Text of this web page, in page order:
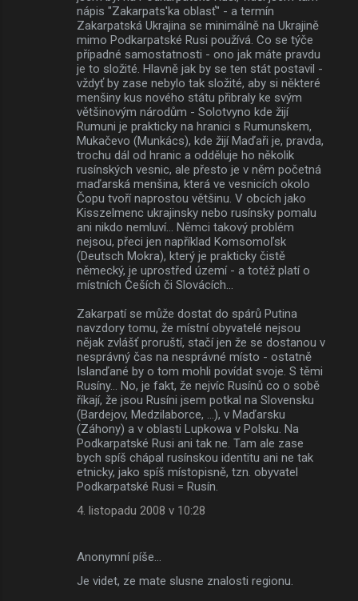
nápis "Zakarpats'ka oblasť" - a termín
Zakarpatská Ukrajina se minimálně na Ukrajině
mimo Podkarpatské Rusi používá. Co se týče
případné samostatnosti - ono jak máte pravdu
je to složité. Hlavně jak by se ten stát postavil -
vždyť by zase nebylo tak složité, aby si některé
menšiny kus nového státu přibraly ke svým
většinovým národům - Solotvyno kde žijí
Rumuni je prakticky na hranici s Rumunskem,
Mukačevo (Munkács), kde žijí Maďaři je, pravda,
trochu dál od hranic a odděluje ho několik
rusínských vesnic, ale přesto je v něm početná
maďarská menšina, která ve vesnicích okolo
Čopu tvoří naprostou většinu. V obcích jako
Kisszelmenc ukrajinsky nebo rusínsky pomalu
ani nikdo nemluví... Němci takový problém
nejsou, přeci jen například Komsomoľsk
(Deutsch Mokra), který je prakticky čistě
německý, je uprostřed území - a totéž platí o
místních Češích či Slovácích...
Zakarpatí se může dostat do spárů Putina
navzdory tomu, že místní obyvatelé nejsou
nějak zvlášť proruští, stačí jen že se dostanou v
nesprávný čas na nesprávné místo - ostatně
Islanďané by o tom mohli povídat svoje. S těmi
Rusíny... No, je fakt, že nejvíc Rusínů co o sobě
říkají, že jsou Rusíni jsem potkal na Slovensku
(Bardejov, Medzilaborce, ...), v Maďarsku
(Záhony) a v oblasti Lupkowa v Polsku. Na
Podkarpatské Rusi ani tak ne. Tam ale zase
bych spíš chápal rusínskou identitu ani ne tak
etnicky, jako spíš místopisně, tzn. obyvatel
Podkarpatské Rusi = Rusín.
4. listopadu 2008 v 10:28
Anonymní píše…
Je videt, ze mate slusne znalosti regionu.